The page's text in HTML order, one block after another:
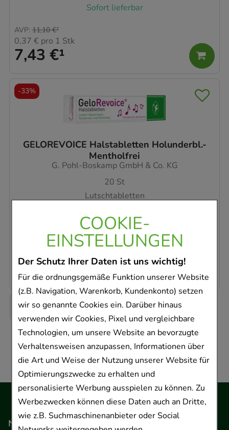
COOKIE-
EINSTELLUNGEN
Der Schutz Ihrer Daten ist uns wichtig!
Für die ordnungsgemäße Funktion unserer Website
(z.B. Navigation, Warenkorb, Kundenkonto) setzen
wir so genannte Cookies ein. Darüber hinaus
verwenden wir Cookies, Pixel und vergleichbare
Technologien, um unsere Website an bevorzugte
Verhaltensweisen anzupassen, Informationen über
die Art und Weise der Nutzung unserer Website für
Optimierungszwecke zu erhalten und
personalisierte Werbung ausspielen zu können. Zu
Werbezwecken können diese Daten auch an Dritte,
wie z.B. Suchmaschinenanbieter oder Social
Sofort lieferbar
7,43 €¹
AVP: 11,10 €²
0,37 € pro 1 Stk
GELOREVOICE Halstabletten Holunderbl.-
Mentholfrei
G. Pohl-Boskamp GmbH & Co. KG
20 St
Lutschtabletten
Sofort lieferbar
7,43 €¹
11,10 € ²
0,37 €pro 1 Stk
-33%
Navigation